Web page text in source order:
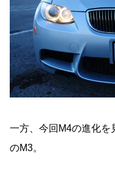
一方、今回M4の進化を
のM3。